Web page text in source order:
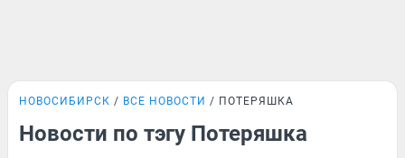
НОВОСИБИРСК ВСЕ НОВОСТИ ПОТЕРЯШКА
Новости по тэгу Потеряшка